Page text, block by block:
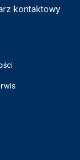
kontaktowy